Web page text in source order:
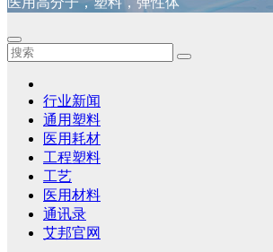
行业新闻
通用塑料
医用耗材
工程塑料
工艺
医用材料
通讯录
艾邦官网